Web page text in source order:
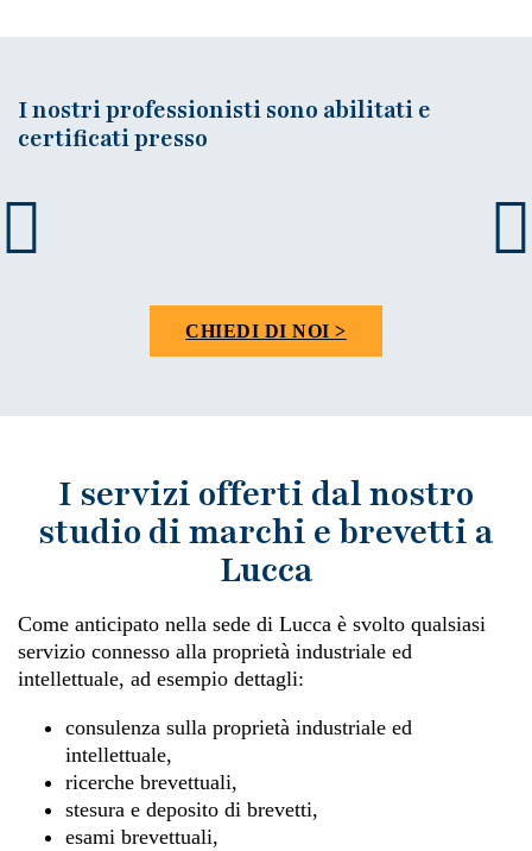
I nostri professionisti sono abilitati e
certificati presso
CHIEDI DI NOI >
I servizi offerti dal nostro
studio di marchi e brevetti a
Lucca
Come anticipato nella sede di Lucca è svolto qualsiasi
servizio connesso alla proprietà industriale ed
intellettuale, ad esempio dettagli:
consulenza sulla proprietà industriale ed
intellettuale,
ricerche brevettuali,
stesura e deposito di brevetti,
esami brevettuali,